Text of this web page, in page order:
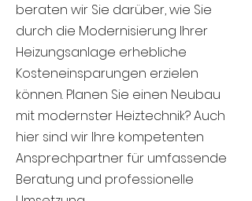
beraten wir Sie darüber, wie Sie
durch die Modernisierung Ihrer
Heizungsanlage erhebliche
Kosteneinsparungen erzielen
können. Planen Sie einen Neubau
mit modernster Heiztechnik? Auch
hier sind wir Ihre kompetenten
Ansprechpartner für umfassende
Beratung und professionelle